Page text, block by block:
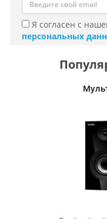
Я согласен с
персональных